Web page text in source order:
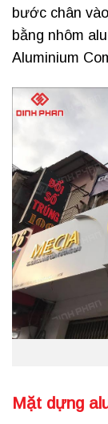
bước chân
bằng nhôm
Aluminium
Mặt dựng